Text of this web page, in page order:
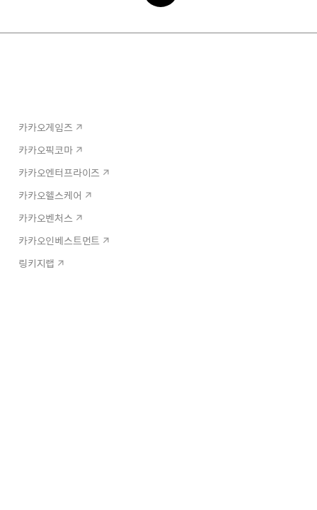
카카오게임즈
카카오픽코마
카카오엔터프라이즈
카카오헬스케어
카카오벤처스
카카오인베스트먼트
링키지랩